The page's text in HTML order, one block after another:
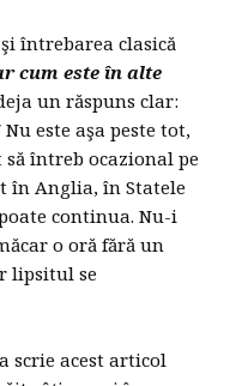
întrebarea clasică
cum este în alte
un răspuns clar:
Nu este aşa peste tot,
întreb ocazional pe
în Anglia, în Statele
continua. Nu-i
o oră fără un
lipsitul se
scrie acest articol